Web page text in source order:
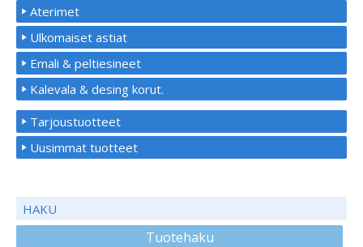
Aterimet
Ulkomaiset astiat
Emali & peltiesineet
Kalevala & desing korut.
Tarjoustuotteet
Uusimmat tuotteet
HAKU
Tuotehaku